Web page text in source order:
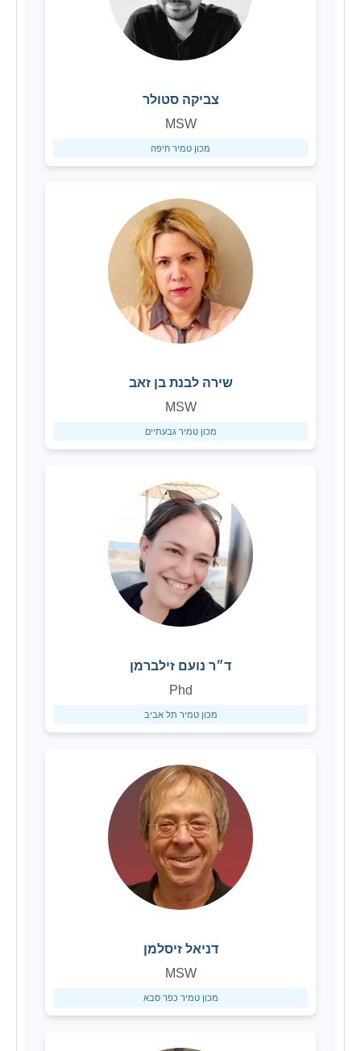
צביקה סטולר
MSW
מכון טמיר חיפה
שירה לבנת בן זאב
MSW
מכון טמיר גבעתיים
ד״ר נועם זילברמן
Phd
מכון טמיר תל אביב
דניאל זיסלמן
MSW
מכון טמיר כפר סבא